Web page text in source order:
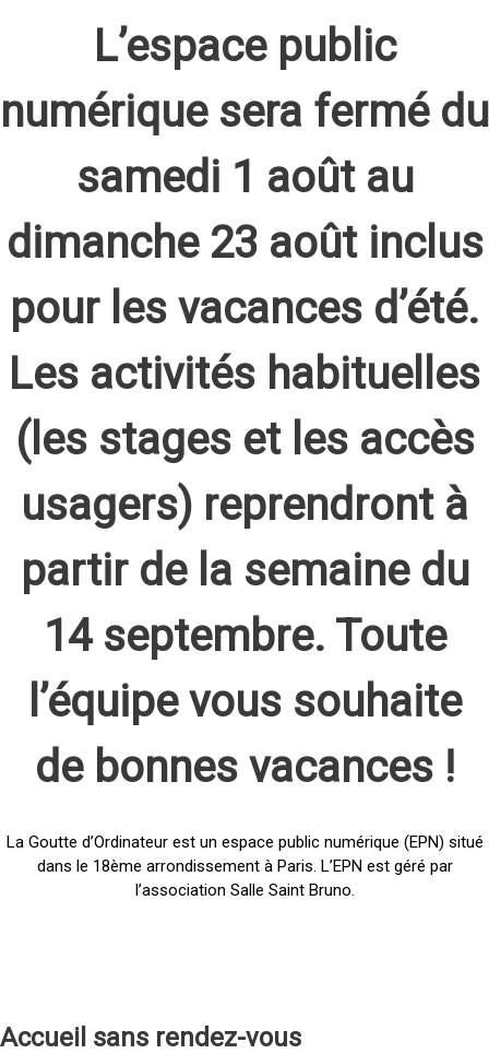
L’espace public
numérique sera fermé du
samedi 1 août au
dimanche 23 août inclus
pour les vacances d’été.
Les activités habituelles
(les stages et les accès
usagers) reprendront à
partir de la semaine du
14 septembre. Toute
l’équipe vous souhaite
de bonnes vacances !
La Goutte d’Ordinateur est un espace public numérique (EPN) situé
dans le 18ème arrondissement à Paris. L’EPN est géré par
l’association Salle Saint Bruno.
Accueil sans rendez-vous